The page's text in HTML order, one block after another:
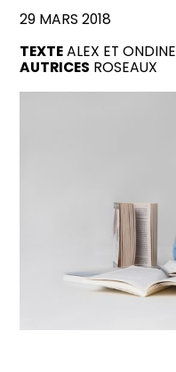
29 MARS 2018
TEXTE ALEX ETONDINE
AUTRICES ROSEAUX